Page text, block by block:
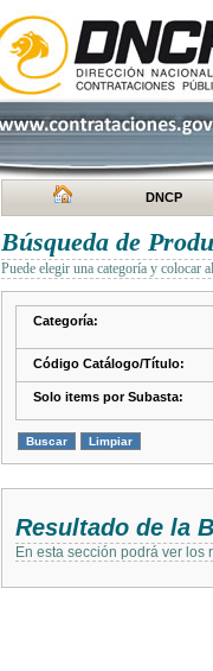
DNCP
Búsqueda de
Puede elegir una categoría y colocar
Categoría:
Código Catálogo/Título:
Solo items por Subasta:
Resultado de la
En esta sección podrá ver